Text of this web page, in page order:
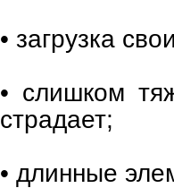
• загрузка
• слишком
страдает;
• длинные